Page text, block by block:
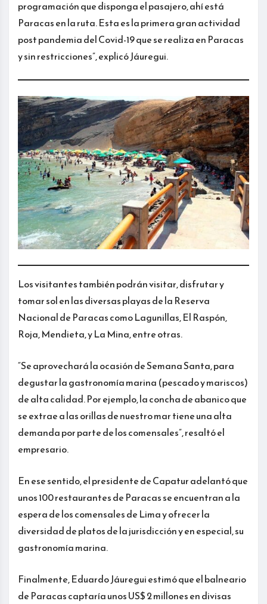
programación que disponga el pasajero, ahí está
Paracas en la ruta. Esta es la primera gran actividad
post pandemia del Covid-19 que se realiza en Paracas
y sin restricciones”, explicó Jáuregui.
Los visitantes también podrán visitar, disfrutar y
tomar sol en las diversas playas de la Reserva
Nacional de Paracas como Lagunillas, El Raspón,
Roja, Mendieta, y La Mina, entre otras.
“Se aprovechará la ocasión de Semana Santa, para
degustar la gastronomía marina (pescado y mariscos)
de alta calidad. Por ejemplo, la concha de abanico que
se extrae a las orillas de nuestro mar tiene una alta
demanda por parte de los comensales”, resaltó el
empresario.
En ese sentido, el presidente de Capatur adelantó que
unos 100 restaurantes de Paracas se encuentran a la
espera de los comensales de Lima y ofrecer la
diversidad de platos de la jurisdicción y en especial, su
gastronomía marina.
Finalmente, Eduardo Jáuregui estimó que el balneario
de Paracas captaría unos US$ 2 millones en divisas